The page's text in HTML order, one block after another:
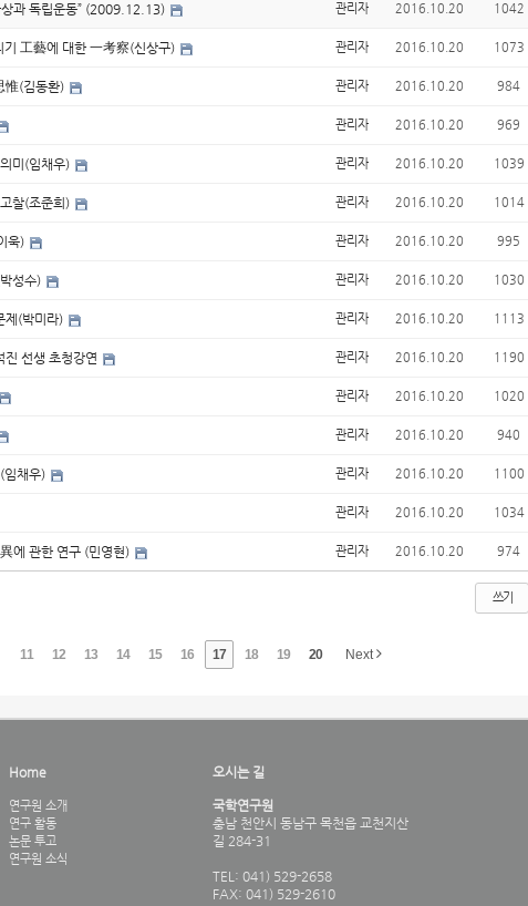
과 독립운동” (2009.12.13) 관리자 2016.10.20 1042
工藝에 대한 一考察(신상구) 관리자 2016.10.20 1073
惟(김동환) 관리자 2016.10.20 984
관리자 2016.10.20 969
미(임채우) 관리자 2016.10.20 1039
찰(조준희) 관리자 2016.10.20 1014
욱) 관리자 2016.10.20 995
성수) 관리자 2016.10.20 1030
제(박미라) 관리자 2016.10.20 1113
선생 초청강연 관리자 2016.10.20 1190
관리자 2016.10.20 1020
관리자 2016.10.20 940
임채우) 관리자 2016.10.20 1100
관리자 2016.10.20 1034
에 관한 연구 (민영현) 관리자 2016.10.20 974
쓰기
11 12 13 14 15 16 17 18 19 20 Next
Home
연구원 소개
연구 활동
논문 투고
연구원 소식
오시는 길
국학연구원
충남 천안시 동남구 목천읍 교천지산
길 284-31
TEL: 041) 529-2658
FAX: 041) 529-2610